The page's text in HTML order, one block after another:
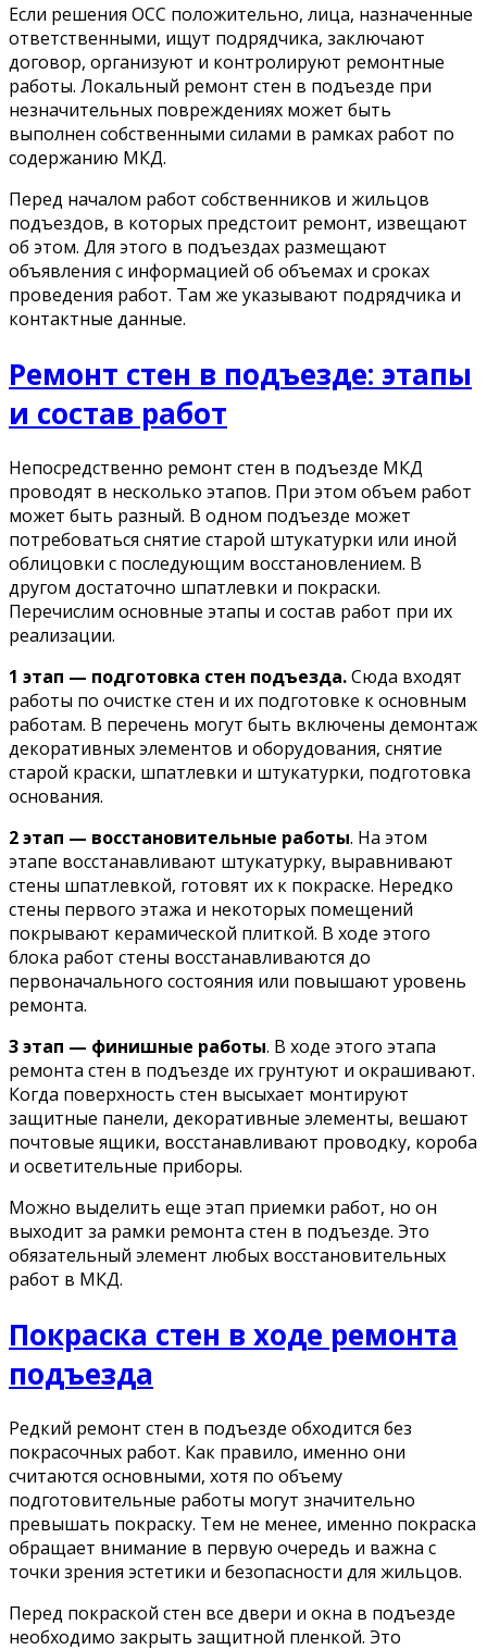
Если решения ОСС положительно, лица, назначенные
ответственными, ищут подрядчика, заключают
договор, организуют и контролируют ремонтные
работы. Локальный ремонт стен в подъезде при
незначительных повреждениях может быть
выполнен собственными силами в рамках работ по
содержанию МКД.
Перед началом работ собственников и жильцов
подъездов, в которых предстоит ремонт, извещают
об этом. Для этого в подъездах размещают
объявления с информацией об объемах и сроках
проведения работ. Там же указывают подрядчика и
контактные данные.
Ремонт стен в подъезде: этапы
и состав работ
Непосредственно ремонт стен в подъезде МКД
проводят в несколько этапов. При этом объем работ
может быть разный. В одном подъезде может
потребоваться снятие старой штукатурки или иной
облицовки с последующим восстановлением. В
другом достаточно шпатлевки и покраски.
Перечислим основные этапы и состав работ при их
реализации.
1 этап — подготовка стен подъезда.Сюда входят
работы по очистке стен и их подготовке к основным
работам. В перечень могут быть включены демонтаж
декоративных элементов и оборудования, снятие
старой краски, шпатлевки и штукатурки, подготовка
основания.
2 этап — восстановительные работы. На этом
этапе восстанавливают штукатурку, выравнивают
стены шпатлевкой, готовят их к покраске. Нередко
стены первого этажа и некоторых помещений
покрывают керамической плиткой. В ходе этого
блока работ стены восстанавливаются до
первоначального состояния или повышают уровень
ремонта.
3 этап — финишные работы. В ходе этого этапа
ремонта стен в подъезде их грунтуют и окрашивают.
Когда поверхность стен высыхает монтируют
защитные панели, декоративные элементы, вешают
почтовые ящики, восстанавливают проводку, короба
и осветительные приборы.
Можно выделить еще этап приемки работ, но он
выходит за рамки ремонта стен в подъезде. Это
обязательный элемент любых восстановительных
работ в МКД.
Покраска стен в ходе ремонта
подъезда
Редкий ремонт стен в подъезде обходится без
покрасочных работ. Как правило, именно они
считаются основными, хотя по объему
подготовительные работы могут значительно
превышать покраску. Тем не менее, именно покраска
обращает внимание в первую очередь и важна с
точки зрения эстетики и безопасности для жильцов.
Перед покраской стен все двери и окна в подъезде
необходимо закрыть защитной пленкой. Это